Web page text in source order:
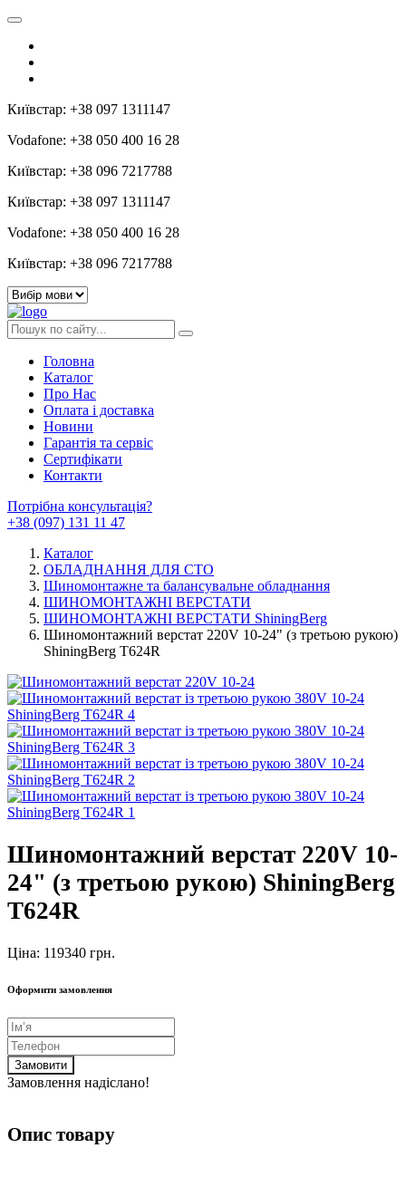
Київстар: +38 097 1311147
Vodafone: +38 050 400 16 28
Київстар: +38 096 7217788
Київстар: +38 097 1311147
Vodafone: +38 050 400 16 28
Київстар: +38 096 7217788
Головна
Каталог
Про Нас
Оплата і доставка
Новини
Гарантія та сервіс
Сертифікати
Контакти
Потрібна консультація?
+38 (097) 131 11 47
Каталог
ОБЛАДНАННЯ ДЛЯ СТО
Шиномонтажне та балансувальне обладнання
ШИНОМОНТАЖНІ ВЕРСТАТИ
ШИНОМОНТАЖНІ ВЕРСТАТИ ShiningBerg
Шиномонтажний верстат 220V 10-24" (з третьою рукою)
ShiningBerg T624R
Шиномонтажний верстат 220V 10-
24" (з третьою рукою) ShiningBerg
T624R
Ціна: 119340 грн.
Оформити замовлення
Замовити
Замовлення надіслано!
Опис товару